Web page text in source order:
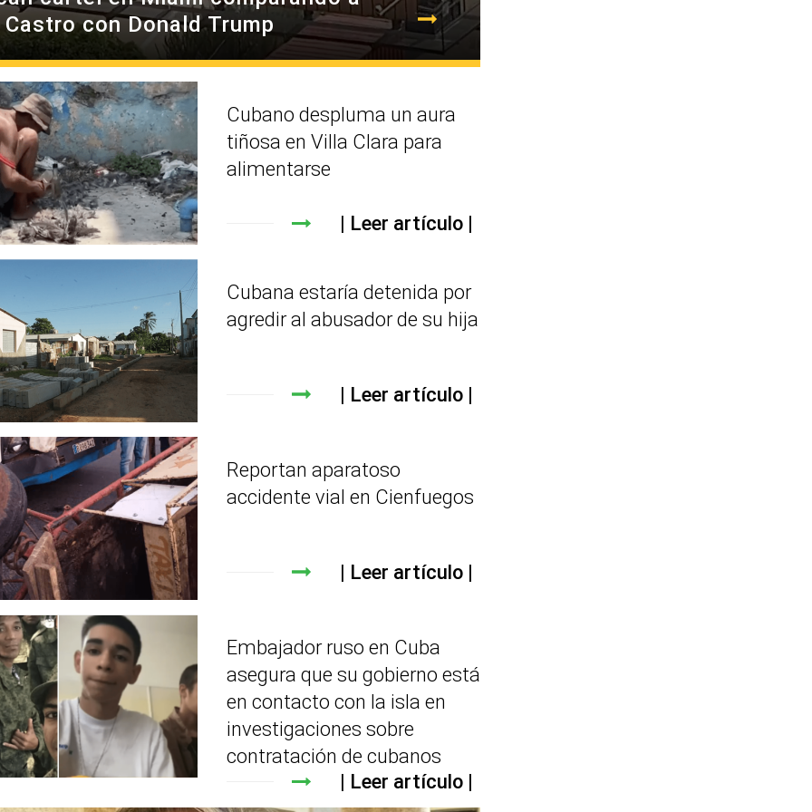
con Donald Trump
Cubano despluma un aura
tiñosa en Villa Clara para
alimentarse
Leer artículo
Cubana estaría detenida por
agredir al abusador de su hija
Leer artículo
Reportan aparatoso
accidente vial en Cienfuegos
Leer artículo
Embajador ruso en Cuba
asegura que su gobierno está
en contacto con la isla en
investigaciones sobre
contratación de cubanos
Leer artículo